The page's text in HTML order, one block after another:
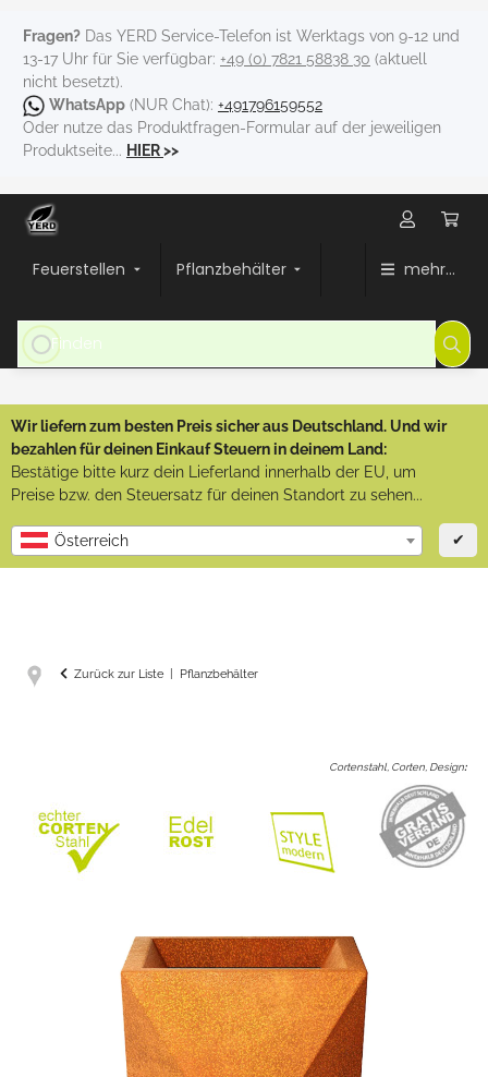
Fragen? Das YERD Service-Telefon ist Werktags von 9-12 und
13-17 Uhr für Sie verfügbar: +49 (0) 7821 58838 30 (aktuell
nicht besetzt).
WhatsApp (NUR Chat): +491796159552
Oder nutze das Produktfragen-Formular auf der jeweiligen
Produktseite... HIER>>
Feuerstellen Pflanzbehälter mehr...
Wir liefern zum besten Preis sicher aus Deutschland. Und wir
bezahlen für deinen Einkauf Steuern in deinem Land:
Bestätige bitte kurz dein Lieferland innerhalb der EU, um
Preise bzw. den Steuersatz für deinen Standort zu sehen...
Österreich ✔
Zurück zur Liste Pflanzbehälter
Cortenstahl, Corten, Design: